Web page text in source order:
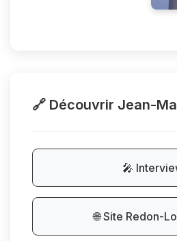
🔗 Découvrir Jean-
🎤
🌐 Site Redon-